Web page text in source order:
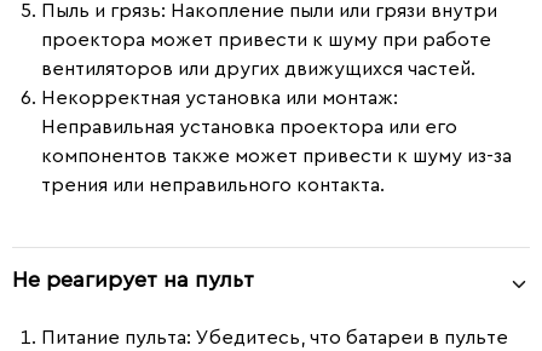
Пыль и грязь: Накопление пыли или грязи внутри
проектора может привести к шуму при работе
вентиляторов или других движущихся частей.
Некорректная установка или монтаж:
Неправильная установка проектора или его
компонентов также может привести к шуму из-за
трения или неправильного контакта.
Не реагирует на пульт
Питание пульта: Убедитесь, что батареи в пульте